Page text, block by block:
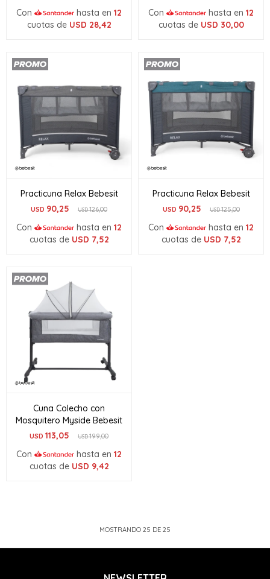
Con hasta en 12
cuotas de USD 28,42
Con hasta en 12
cuotas de USD 30,00
Practicuna Relax Bebesit
USD 90,25 USD126,00
Con hasta en 12
cuotas de USD 7,52
Practicuna Relax Bebesit
USD 90,25 USD125,00
Con hasta en 12
cuotas de USD 7,52
Cuna Colecho con
Mosquitero Myside Bebesit
USD 113,05 USD199,00
Con hasta en 12
cuotas de USD 9,42
MOSTRANDO 25 DE 25